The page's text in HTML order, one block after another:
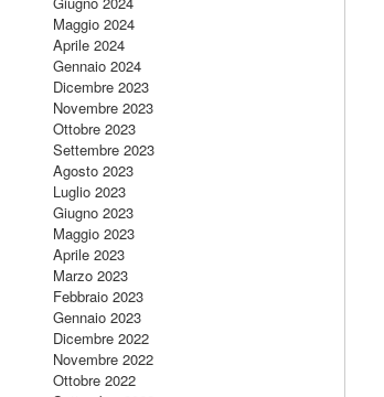
Maggio 2024
Aprile 2024
Gennaio 2024
Dicembre 2023
Novembre 2023
Ottobre 2023
Settembre 2023
Agosto 2023
Luglio 2023
Giugno 2023
Maggio 2023
Aprile 2023
Marzo 2023
Febbraio 2023
Gennaio 2023
Dicembre 2022
Novembre 2022
Ottobre 2022